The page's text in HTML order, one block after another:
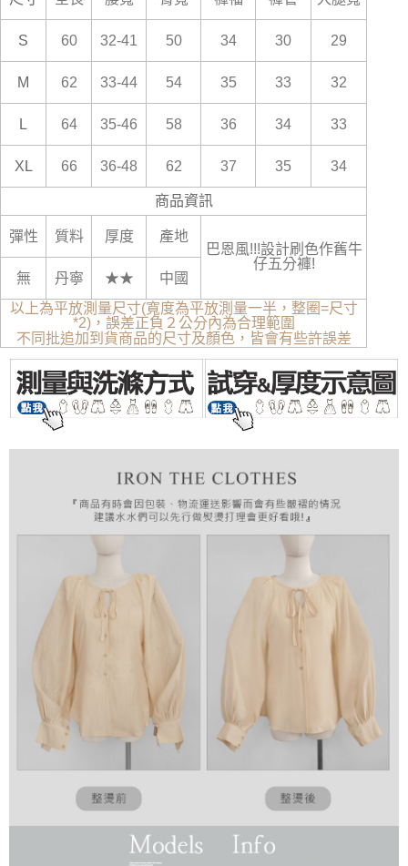
S 60 32-41 50 34 30 29
M 62 33-44 54 35 33 32
L 64 35-46 58 36 34 33
XL 66 36-48 62 37 35 34
商品資訊
彈性 質料 厚度
產地
巴恩風!!!設計刷色作舊牛
仔五分褲!
無
丹寧 ★★
中國
以上為平放測量尺寸(寬度為平放測量一半，整圈=尺寸
*2)，誤差正負２公分內為合理範圍
不同批追加到貨商品的尺寸及顏色，皆會有些許誤差